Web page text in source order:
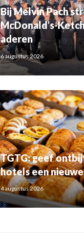
Bij Melvin Pach
McDonald’s-
aderen
6 augustus 2026
TGTG: geef
hotels een
4 augustus 2026